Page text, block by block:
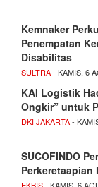
Kemnaker
Penempatan
Disabilitas
SULTRA- KAMIS, 6
KAI Logistik
Ongkir” untuk
DKI JAKARTA-
SUCOFINDO
EKBIS- KAMIS, 6